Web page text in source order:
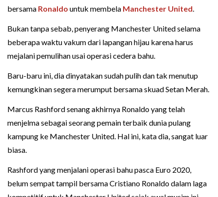
bersama Ronaldo untuk membela Manchester United.
Bukan tanpa sebab, penyerang Manchester United selama
beberapa waktu vakum dari lapangan hijau karena harus
mejalani pemulihan usai operasi cedera bahu.
Baru-baru ini, dia dinyatakan sudah pulih dan tak menutup
kemungkinan segera merumput bersama skuad Setan Merah.
Marcus Rashford senang akhirnya Ronaldo yang telah
menjelma sebagai seorang pemain terbaik dunia pulang
kampung ke Manchester United. Hal ini, kata dia, sangat luar
biasa.
Rashford yang menjalani operasi bahu pasca Euro 2020,
belum sempat tampil bersama Cristiano Ronaldo dalam laga